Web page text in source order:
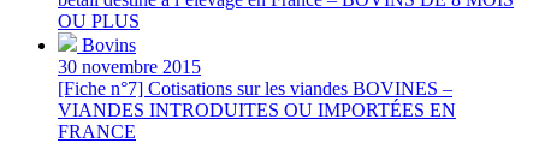
OU PLUS
Bovins
30 novembre 2015
[Fiche n°7] Cotisations sur les viandes BOVINES –
VIANDES INTRODUITES OU IMPORTÉES EN
FRANCE